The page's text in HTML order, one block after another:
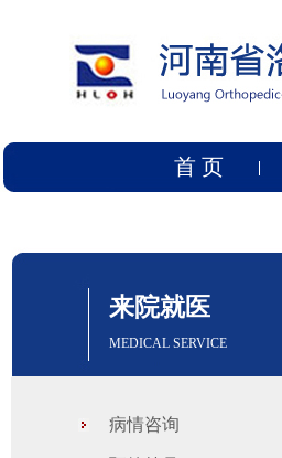
首 页
来院就医
MEDICAL SERVICE
病情咨询